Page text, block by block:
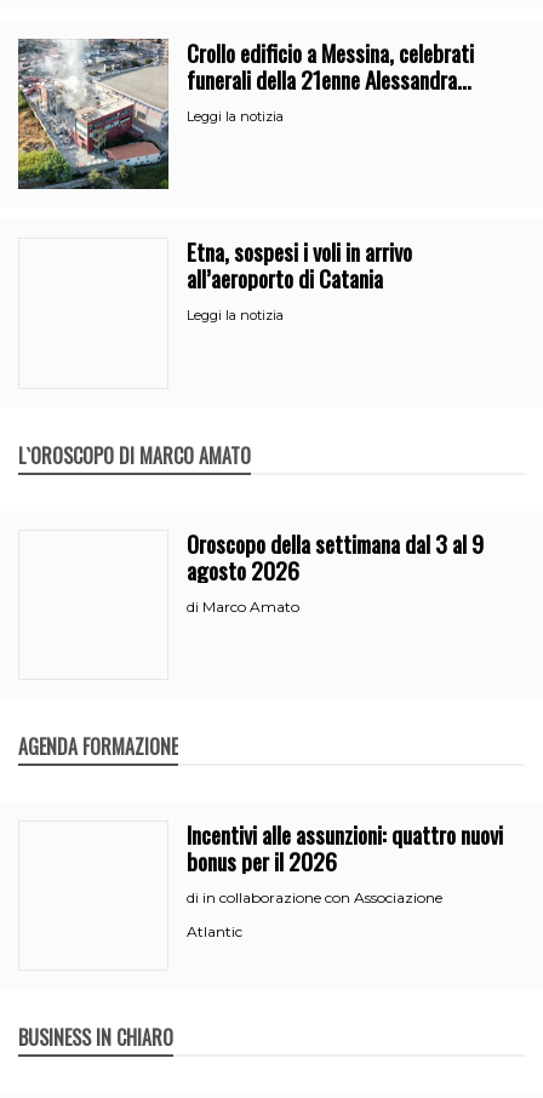
Crollo edificio a Messina, celebrati
funerali della 21enne Alessandra
Frazzica
Leggi la notizia
Etna, sospesi i voli in arrivo
all’aeroporto di Catania
Leggi la notizia
L`OROSCOPO DI MARCO AMATO
Oroscopo della settimana dal 3 al 9
agosto 2026
di Marco Amato
AGENDA FORMAZIONE
Incentivi alle assunzioni: quattro nuovi
bonus per il 2026
di in collaborazione con Associazione
Atlantic
BUSINESS IN CHIARO